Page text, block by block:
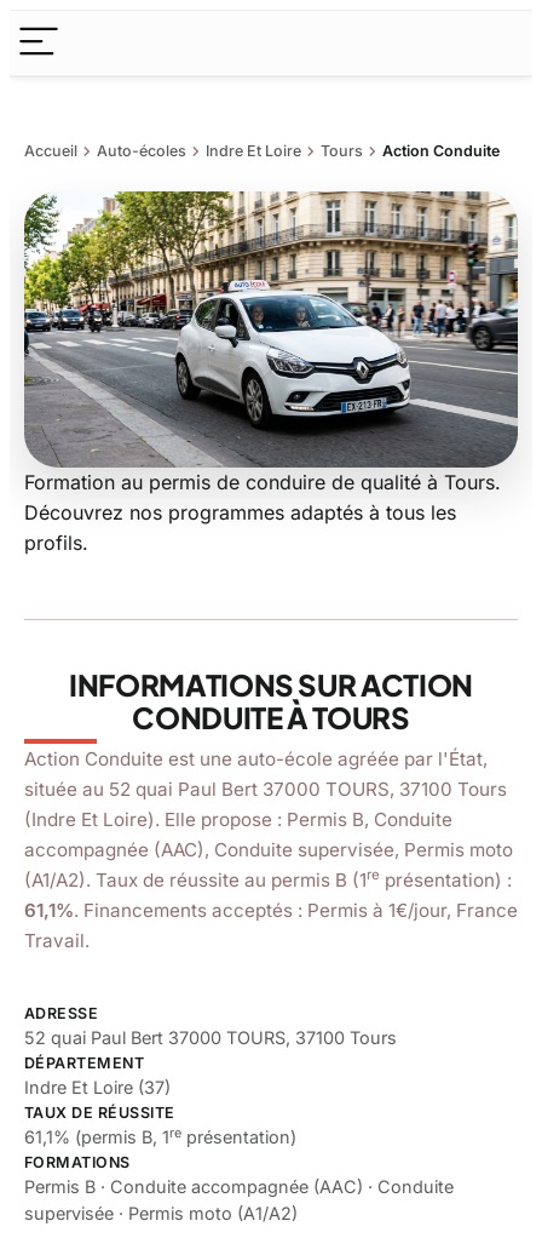
Accueil chevron_right Auto-écoles chevron_right Indre Et Loire chevron_right Tours chevron_right Action Conduite
Action Conduite
location_on52 quai Paul Bert 37000 TOURS, Tours
Formation au permis de conduire de qualité à Tours.
Découvrez nos programmes adaptés à tous les
profils.
INFORMATIONS SUR ACTION
CONDUITE À TOURS
Action Conduite est une auto-école agréée par l'État,
située au 52 quai Paul Bert 37000 TOURS, 37100 Tours
(Indre Et Loire). Elle propose : Permis B, Conduite
accompagnée (AAC), Conduite supervisée, Permis moto
(A1/A2). Taux de réussite au permis B (1re présentation) :
61,1%. Financements acceptés : Permis à 1€/jour, France
Travail.
ADRESSE
52 quai Paul Bert 37000 TOURS, 37100 Tours
DÉPARTEMENT
Indre Et Loire (37)
TAUX DE RÉUSSITE
61,1% (permis B, 1re présentation)
FORMATIONS
Permis B · Conduite accompagnée (AAC) · Conduite
supervisée · Permis moto (A1/A2)